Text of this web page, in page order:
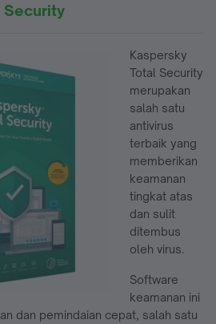
Security
Kaspersky
Total Security
merupakan
salah satu
antivirus
terbaik yang
memberikan
keamanan
tingkat atas
dan sulit
ditembus
oleh virus.
Software
keamanan ini
dan pemindaian cepat, salah satu